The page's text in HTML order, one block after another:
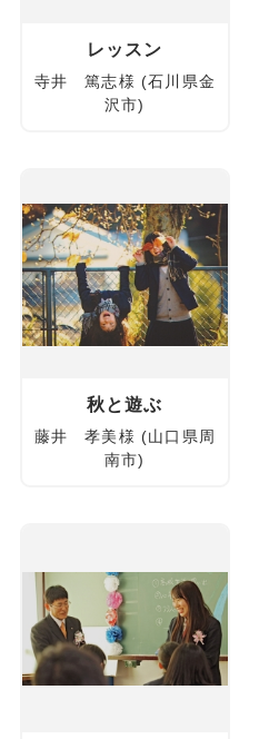
レッスン
寺井 篤志様 (石川県金
沢市)
秋と遊ぶ
藤井 孝美様 (山口県周
南市)